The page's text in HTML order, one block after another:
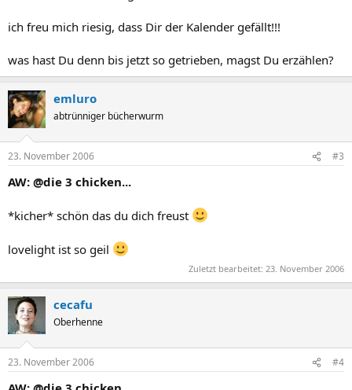
ich freu mich riesig, dass Dir der Kalender gefällt!!!
was hast Du denn bis jetzt so getrieben, magst Du erzählen?
emluro
abtrünniger bücherwurm
23. November 2006 #3
AW: @die 3 chicken...
*kicher* schön das du dich freust
lovelight ist so geil
Zuletzt bearbeitet: 23. November 2006
cecafu
Oberhenne
23. November 2006 #4